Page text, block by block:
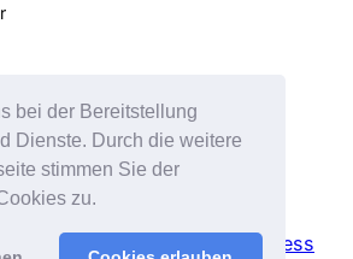
bei der Bereitstellung
Dienste. Durch die weitere
stimmen Sie der
zu.
Stolz präsentiert von WordPress